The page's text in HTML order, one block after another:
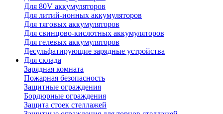
Для 80V аккумуляторов
Для литий-ионных аккумуляторов
Для тяговых аккумуляторов
Для свинцово-кислотных аккумуляторов
Для гелевых аккумуляторов
Десульфатирующие зарядные устройства
Для склада
Зарядная комната
Пожарная безопасность
Защитные ограждения
Бордюрные ограждения
Защита стоек стеллажей